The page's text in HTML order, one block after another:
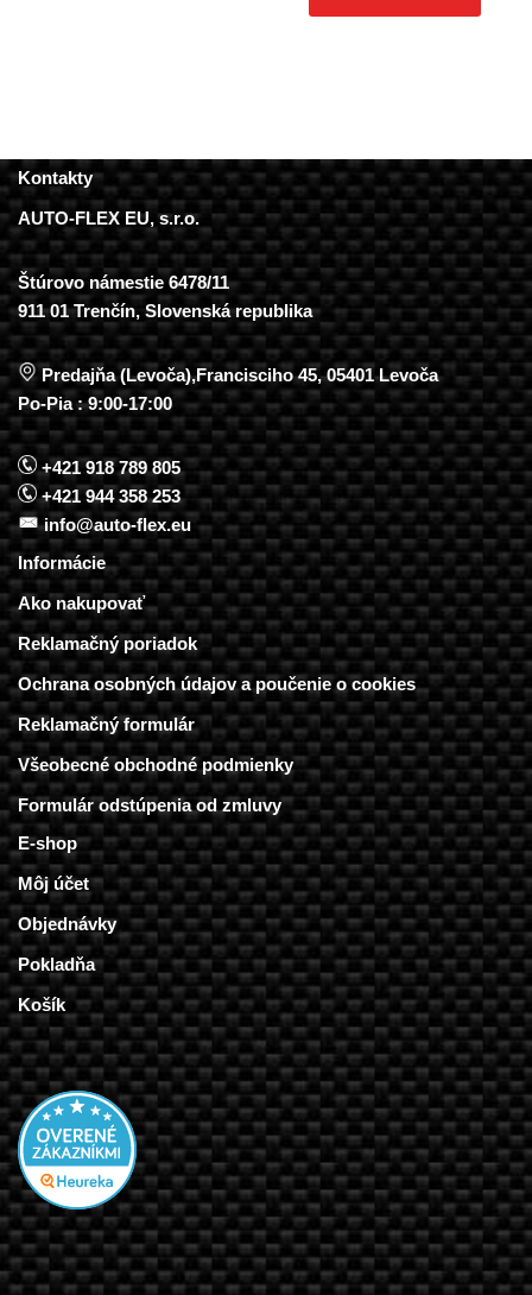
Kontakty
AUTO-FLEX EU, s.r.o.
Štúrovo námestie 6478/11
911 01 Trenčín, Slovenská republika
Predajňa (Levoča),Francisciho 45, 05401 Levoča
Po-Pia : 9:00-17:00
+421 918 789 805
+421 944 358 253
info@auto-flex.eu
Informácie
Ako nakupovať
Reklamačný poriadok
Ochrana osobných údajov a poučenie o cookies
Reklamačný formulár
Všeobecné obchodné podmienky
Formulár odstúpenia od zmluvy
E-shop
Môj účet
Objednávky
Pokladňa
Košík